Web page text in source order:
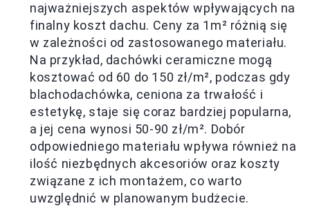
najważniejszych aspektów wpływających na
finalny koszt dachu. Ceny za 1m² różnią się
w zależności od zastosowanego materiału.
Na przykład, dachówki ceramiczne mogą
kosztować od 60 do 150 zł/m², podczas gdy
blachodachówka, ceniona za trwałość i
estetykę, staje się coraz bardziej popularna,
a jej cena wynosi 50-90 zł/m². Dobór
odpowiedniego materiału wpływa również na
ilość niezbędnych akcesoriów oraz koszty
związane z ich montażem, co warto
uwzględnić w planowanym budżecie.